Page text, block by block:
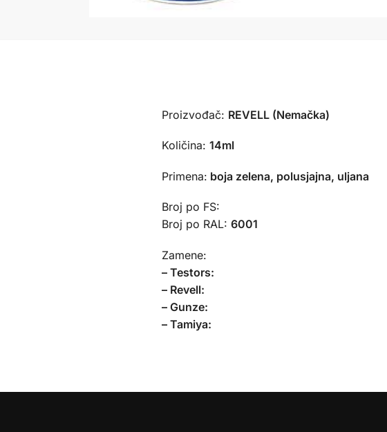
Proizvođač: REVELL (Nemačka)
Količina: 14ml
Primena: boja zelena, polusjajna, uljana
Broj po FS:
Broj po RAL: 6001
Zamene:
– Testors:
– Revell:
– Gunze:
– Tamiya: